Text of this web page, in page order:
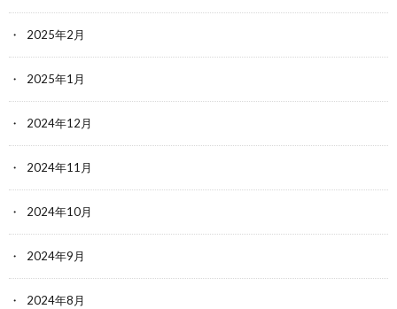
2025年2月
2025年1月
2024年12月
2024年11月
2024年10月
2024年9月
2024年8月